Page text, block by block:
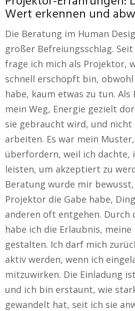
Wert erkennen und
Die Beratung im Human
großer Befreiungsschlag.
frage ich mich als Projektor,
schnell erschöpft bin, obwohl
habe, kaum etwas zu tun.
mein Weg, Energie gezielt
sie gebraucht wird, und
arbeiten. Es war mein
überfordern, weil ich dachte,
leisten, um akzeptiert zu
Beratung wurde mir bewusst,
Projektor die Gabe habe,
anderen oft entgehen. Durch
habe ich die Erlaubnis, meine
gestalten. Ich darf mich
aktiv werden, wenn ich
mitzuwirken. Die Einladung
und ich bin erstaunt, wie
gewandelt hat, seit ich sie